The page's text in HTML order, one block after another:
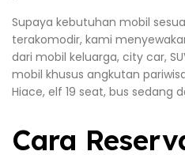
Supaya kebutuhan mobil
terakomodir, kami
dari mobil keluarga, city car,
mobil khusus angkutan
Hiace, elf 19 seat, bus sedang
Cara